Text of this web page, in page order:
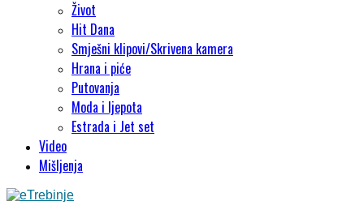
Život
Hit Dana
Smješni klipovi/Skrivena kamera
Hrana i piće
Putovanja
Moda i ljepota
Estrada i Jet set
Video
Mišljenja